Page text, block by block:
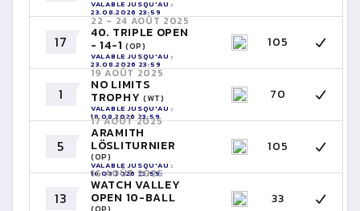
VALABLE JUSQU'AU :
23.08.2026 23:59
17
22 - 24 AOÛT 2025
40. TRIPLE OPEN
- 14-1 (OP)
VALABLE JUSQU'AU :
23.08.2026 23:59
105
1
19 AOÛT 2025
NO LIMITS
TROPHY (WT)
VALABLE JUSQU'AU :
18.08.2026 23:59
70
5
17 AOÛT 2025
ARAMITH
LÖSLITURNIER
(OP)
VALABLE JUSQU'AU :
16.08.2026 23:59
105
13
16 AOÛT 2025
WATCH VALLEY
OPEN 10-BALL 33